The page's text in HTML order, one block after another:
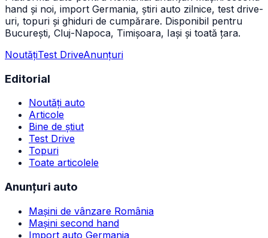
hand și noi, import Germania, știri auto zilnice, test drive-
uri, topuri și ghiduri de cumpărare. Disponibil pentru
București, Cluj-Napoca, Timișoara, Iași și toată țara.
NoutățiTest DriveAnunțuri
Editorial
Noutăți auto
Articole
Bine de știut
Test Drive
Topuri
Toate articolele
Anunțuri auto
Mașini de vânzare România
Mașini second hand
Import auto Germania